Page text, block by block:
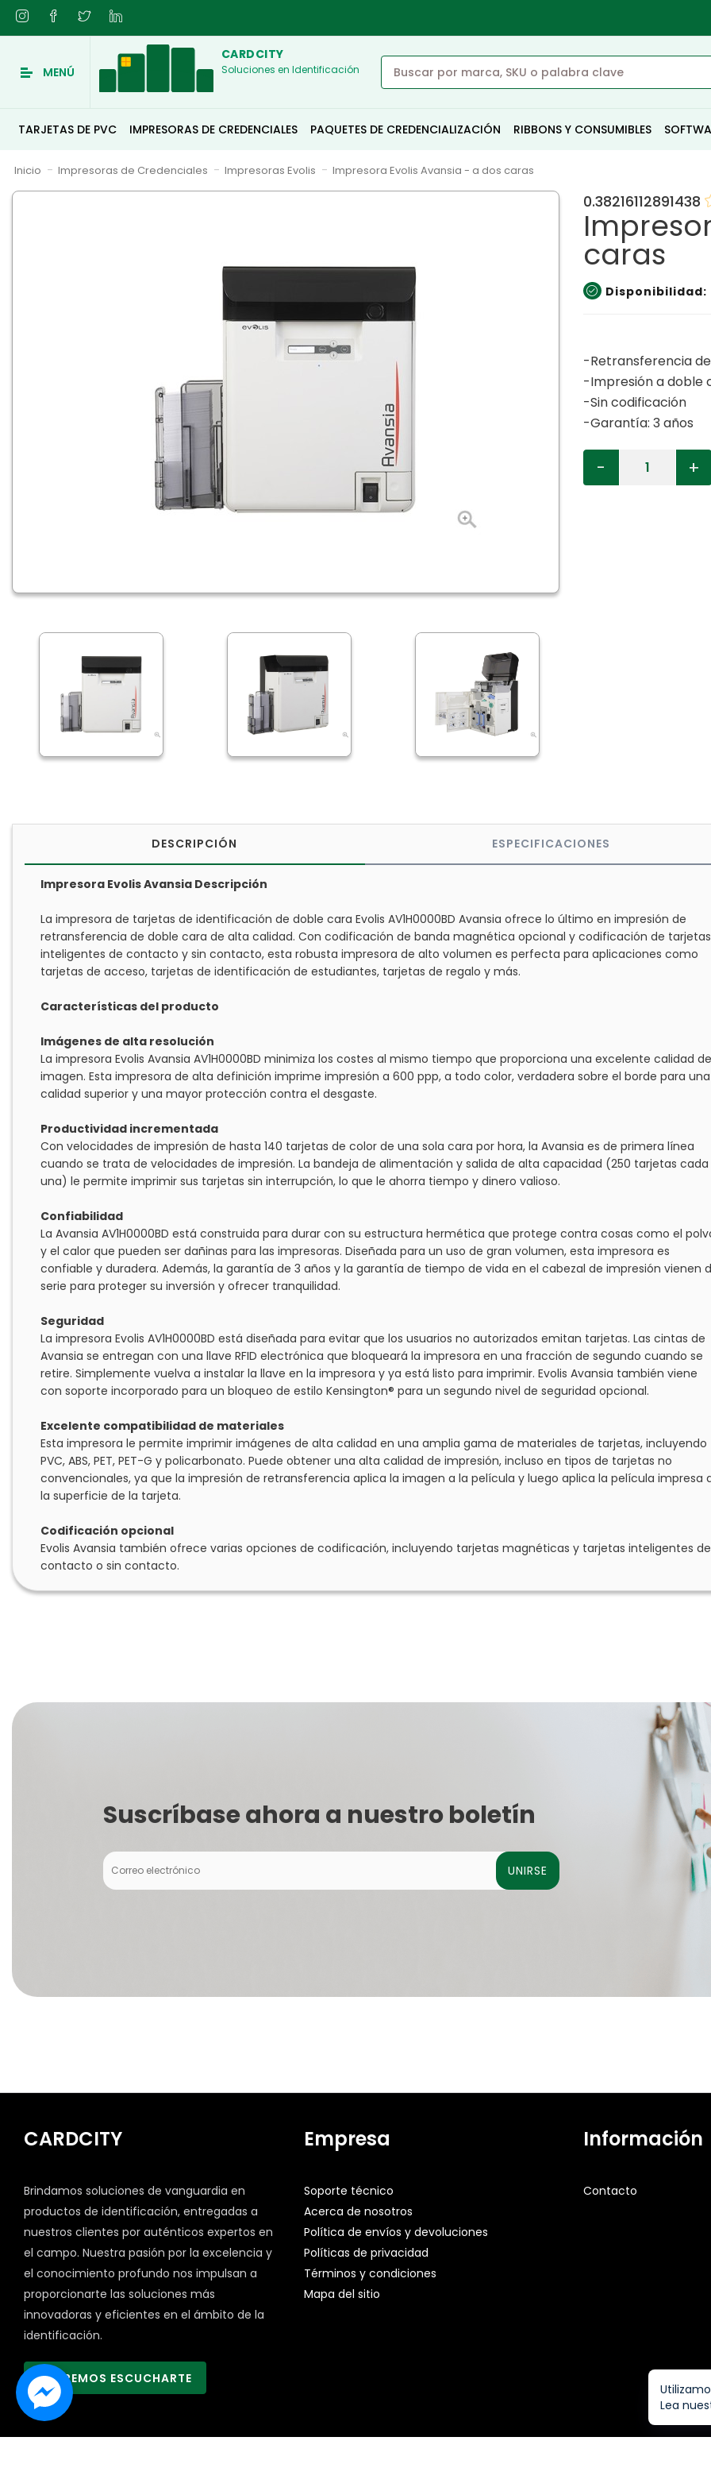
MENÚ
CARDCITY
Soluciones en Identificación
TARJETAS DE PVC IMPRESORAS DE CREDENCIALES PAQUETES DE CREDENCIALIZACIÓN RIBBONS Y CONSUMIBLES
Inicio Impresoras de Credenciales Impresoras Evolis Impresora Evolis Avansia - a dos caras
0.38216112891438
caras
Disponibilidad:
-Retransferencia
-Impresión a doble
-Sin codificación
-Garantía: 3 años
DESCRIPCIÓN ESPECIFICACIONES
Impresora Evolis Avansia Descripción
La impresora de tarjetas de identificación de doble cara Evolis AV1H0000BD Avansia ofrece lo último en impresión de
retransferencia de doble cara de alta calidad. Con codificación de banda magnética opcional y codificación de tarjetas
inteligentes de contacto y sin contacto, esta robusta impresora de alto volumen es perfecta para aplicaciones como
tarjetas de acceso, tarjetas de identificación de estudiantes, tarjetas de regalo y más.
Características del producto
Imágenes de alta resolución
La impresora Evolis Avansia AV1H0000BD minimiza los costes al mismo tiempo que proporciona una excelente calidad de
imagen. Esta impresora de alta definición imprime impresión a 600 ppp, a todo color, verdadera sobre el borde para una
calidad superior y una mayor protección contra el desgaste.
Productividad incrementada
Con velocidades de impresión de hasta 140 tarjetas de color de una sola cara por hora, la Avansia es de primera línea
cuando se trata de velocidades de impresión. La bandeja de alimentación y salida de alta capacidad (250 tarjetas cada
una) le permite imprimir sus tarjetas sin interrupción, lo que le ahorra tiempo y dinero valioso.
Confiabilidad
La Avansia AV1H0000BD está construida para durar con su estructura hermética que protege contra cosas como el
y el calor que pueden ser dañinas para las impresoras. Diseñada para un uso de gran volumen, esta impresora es
confiable y duradera. Además, la garantía de 3 años y la garantía de tiempo de vida en el cabezal de impresión vienen
serie para proteger su inversión y ofrecer tranquilidad.
Seguridad
La impresora Evolis AV1H0000BD está diseñada para evitar que los usuarios no autorizados emitan tarjetas. Las cintas de
Avansia se entregan con una llave RFID electrónica que bloqueará la impresora en una fracción de segundo cuando se
retire. Simplemente vuelva a instalar la llave en la impresora y ya está listo para imprimir. Evolis Avansia también viene
con soporte incorporado para un bloqueo de estilo Kensington® para un segundo nivel de seguridad opcional.
Excelente compatibilidad de materiales
Esta impresora le permite imprimir imágenes de alta calidad en una amplia gama de materiales de tarjetas, incluyendo
PVC, ABS, PET, PET-G y policarbonato. Puede obtener una alta calidad de impresión, incluso en tipos de tarjetas no
convencionales, ya que la impresión de retransferencia aplica la imagen a la película y luego aplica la película impresa
la superficie de la tarjeta.
Codificación opcional
Evolis Avansia también ofrece varias opciones de codificación, incluyendo tarjetas magnéticas y tarjetas inteligentes de
contacto o sin contacto.
Suscríbase ahora a nuestro boletín
UNIRSE
CARDCITY
Brindamos soluciones de vanguardia en
productos de identificación, entregadas a
nuestros clientes por auténticos expertos en
el campo. Nuestra pasión por la excelencia y
el conocimiento profundo nos impulsan a
proporcionarte las soluciones más
innovadoras y eficientes en el ámbito de la
identificación.
QUEREMOS ESCUCHARTE
Empresa
Soporte técnico
Acerca de nosotros
Política de envíos y devoluciones
Políticas de privacidad
Términos y condiciones
Mapa del sitio
Información
Contacto
Lea